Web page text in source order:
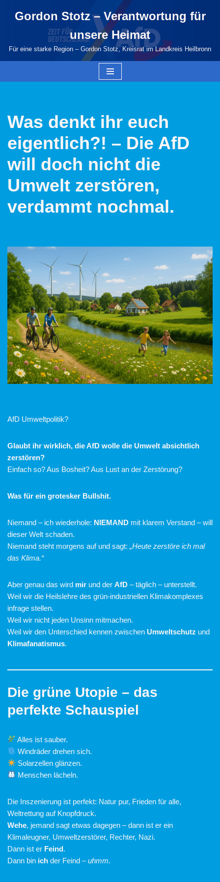
springen
Gordon Stotz – Verantwortung für
unsere Heimat
Für eine starke Region – Gordon Stotz, Kreisrat im Landkreis Heilbronn
Was denkt ihr euch
eigentlich?! – Die AfD
will doch nicht die
Umwelt zerstören,
verdammt nochmal.
AfD Umweltpolitik?
Glaubt ihr wirklich, die AfD wolle die Umwelt absichtlich
zerstören?
Einfach so? Aus Bosheit? Aus Lust an der Zerstörung?
Was für ein grotesker Bullshit.
Niemand – ich wiederhole: NIEMAND mit klarem Verstand – will
dieser Welt schaden.
Niemand steht morgens auf und sagt: „Heute zerstöre ich mal
das Klima.“
Aber genau das wird mir und der AfD – täglich – unterstellt.
Weil wir die Heilslehre des grün-industriellen Klimakomplexes
infrage stellen.
Weil wir nicht jeden Unsinn mitmachen.
Weil wir den Unterschied kennen zwischen Umweltschutz und
Klimafanatismus.
Die grüne Utopie – das
perfekte Schauspiel
Alles ist sauber.
Windräder drehen sich.
Solarzellen glänzen.
Menschen lächeln.
Die Inszenierung ist perfekt: Natur pur, Frieden für alle,
Weltrettung auf Knopfdruck.
Wehe, jemand sagt etwas dagegen – dann ist er ein
Klimaleugner, Umweltzerstörer, Rechter, Nazi.
Dann ist er Feind.
Dann bin ich der Feind –uhmm.